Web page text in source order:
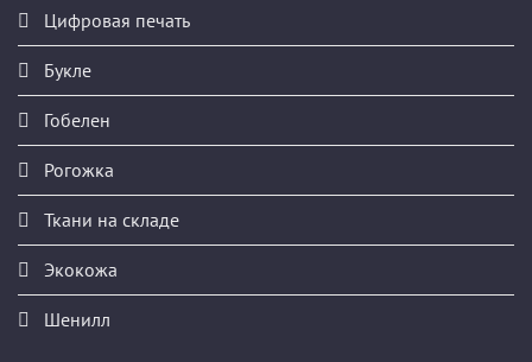
Цифровая печать
Букле
Гобелен
Рогожка
Ткани на складе
Экокожа
Шенилл